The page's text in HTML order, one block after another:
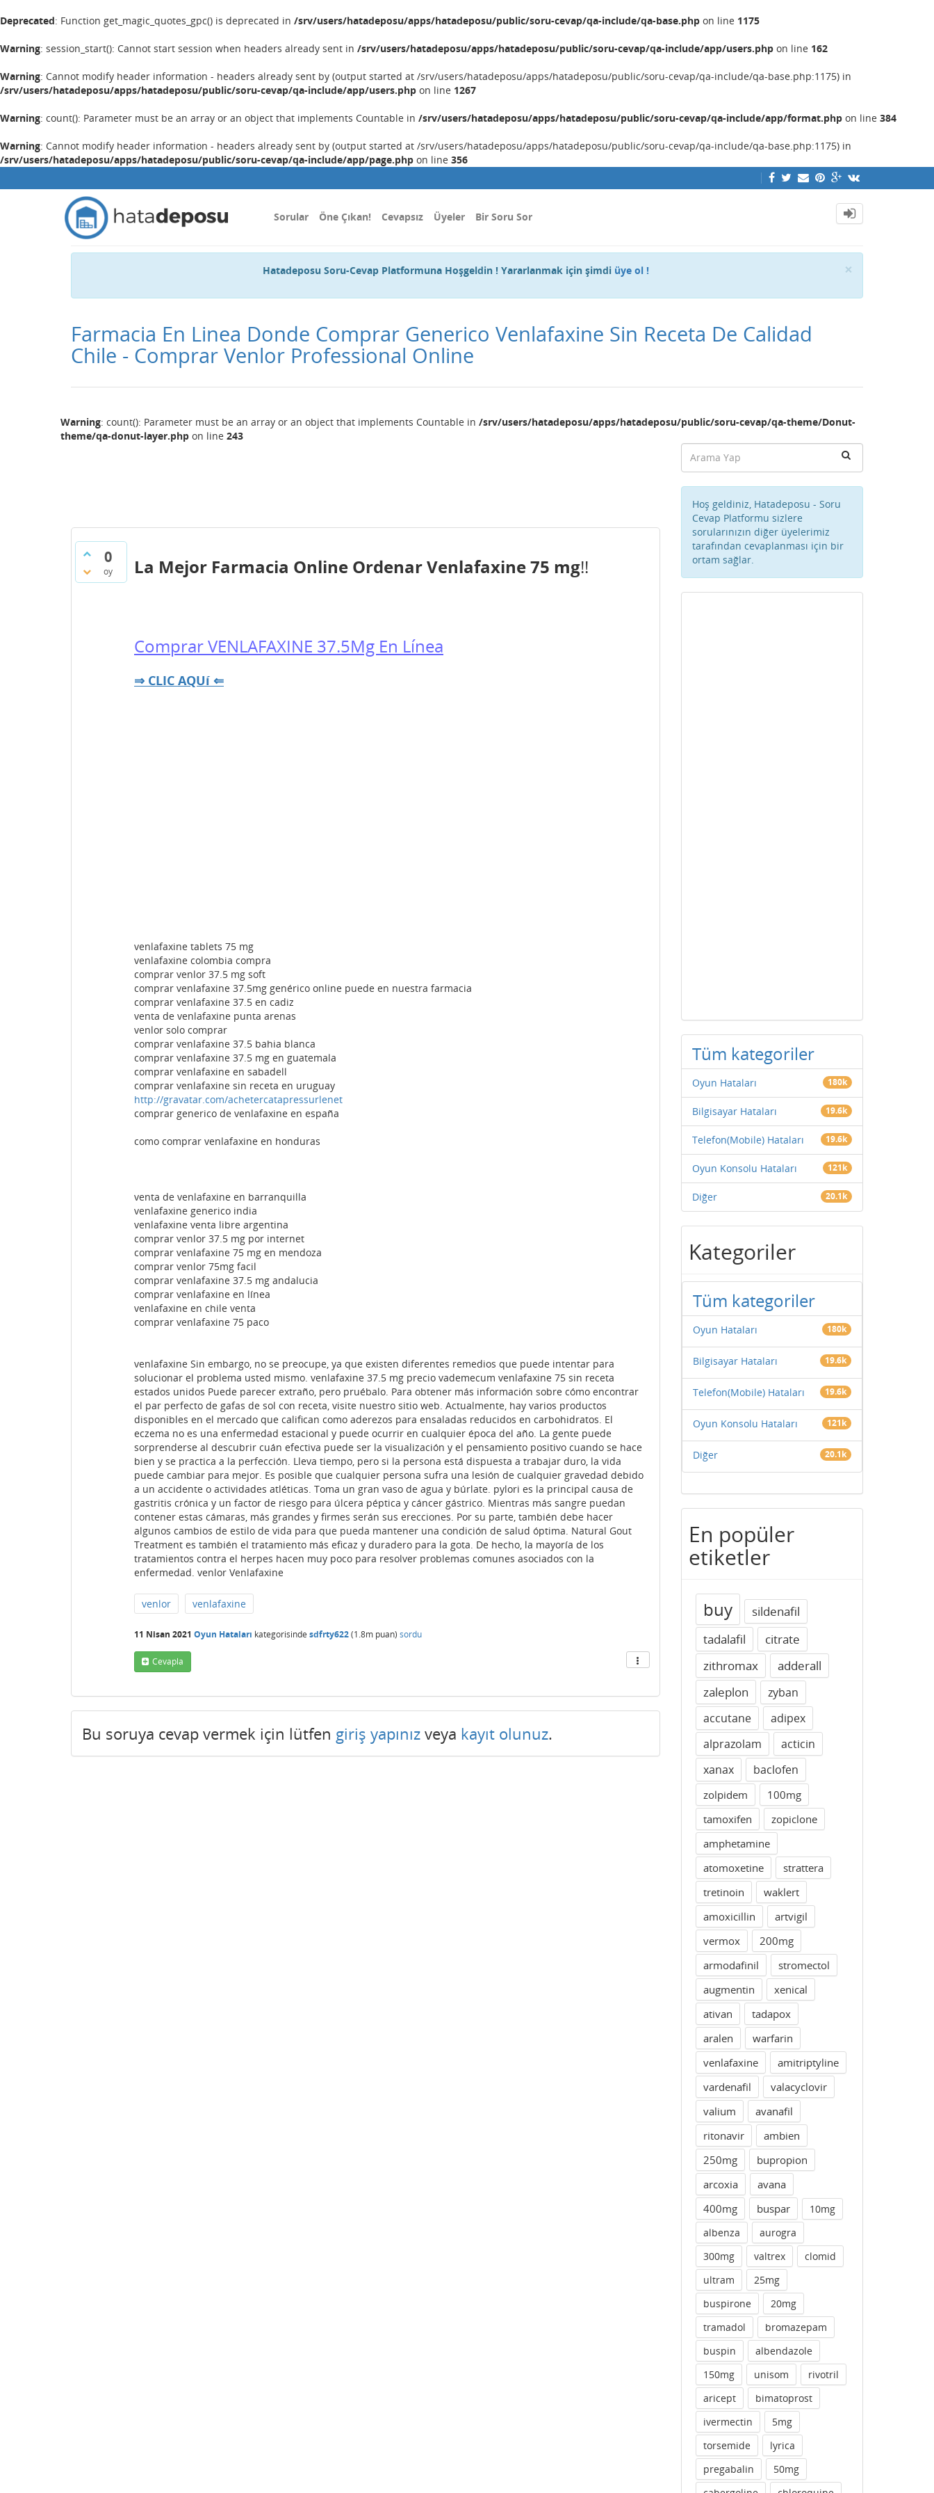
Deprecated: Function get_magic_quotes_gpc() is deprecated in /srv/users/hatadeposu/apps/hatadeposu/public/soru-cevap/qa-include/qa-base.php on line 1175
Warning: session_start(): Cannot start session when headers already sent in /srv/users/hatadeposu/apps/hatadeposu/public/soru-cevap/qa-include/app/users.php on line 162
Warning: Cannot modify header information - headers already sent by (output started at /srv/users/hatadeposu/apps/hatadeposu/public/soru-cevap/qa-include/qa-base.php:1175) in
/srv/users/hatadeposu/apps/hatadeposu/public/soru-cevap/qa-include/app/users.php on line 1267
Warning: count(): Parameter must be an array or an object that implements Countable in /srv/users/hatadeposu/apps/hatadeposu/public/soru-cevap/qa-include/app/format.php on line 384
Warning: Cannot modify header information - headers already sent by (output started at /srv/users/hatadeposu/apps/hatadeposu/public/soru-cevap/qa-include/qa-base.php:1175) in
/srv/users/hatadeposu/apps/hatadeposu/public/soru-cevap/qa-include/app/page.php on line 356
Sorular Öne Çıkan! Cevapsız Üyeler Bir Soru Sor
×
Hatadeposu Soru-Cevap Platformuna Hoşgeldin ! Yararlanmak için şimdi üye ol !
Farmacia En Linea Donde Comprar Generico Venlafaxine Sin Receta De Calidad
Chile - Comprar Venlor Professional Online
Warning: count(): Parameter must be an array or an object that implements Countable in /srv/users/hatadeposu/apps/hatadeposu/public/soru-cevap/qa-theme/Donut-
theme/qa-donut-layer.php on line 243
0
oy La Mejor Farmacia Online Ordenar Venlafaxine 75 mg!!
Comprar VENLAFAXINE 37.5Mg En Línea
⇒ CLIC AQUí ⇐
venlafaxine tablets 75 mg
venlafaxine colombia compra
comprar venlor 37.5 mg soft
comprar venlafaxine 37.5mg genérico online puede en nuestra farmacia
comprar venlafaxine 37.5 en cadiz
venta de venlafaxine punta arenas
venlor solo comprar
comprar venlafaxine 37.5 bahia blanca
comprar venlafaxine 37.5 mg en guatemala
comprar venlafaxine en sabadell
comprar venlafaxine sin receta en uruguay
http://gravatar.com/achetercatapressurlenet
comprar generico de venlafaxine en españa
como comprar venlafaxine en honduras
venta de venlafaxine en barranquilla
venlafaxine generico india
venlafaxine venta libre argentina
comprar venlor 37.5 mg por internet
comprar venlafaxine 75 mg en mendoza
comprar venlor 75mg facil
comprar venlafaxine 37.5 mg andalucia
comprar venlafaxine en línea
venlafaxine en chile venta
comprar venlafaxine 75 paco
venlafaxine Sin embargo, no se preocupe, ya que existen diferentes remedios que puede intentar para
solucionar el problema usted mismo. venlafaxine 37.5 mg precio vademecum venlafaxine 75 sin receta
estados unidos Puede parecer extraño, pero pruébalo. Para obtener más información sobre cómo encontrar
el par perfecto de gafas de sol con receta, visite nuestro sitio web. Actualmente, hay varios productos
disponibles en el mercado que califican como aderezos para ensaladas reducidos en carbohidratos. El
eczema no es una enfermedad estacional y puede ocurrir en cualquier época del año. La gente puede
sorprenderse al descubrir cuán efectiva puede ser la visualización y el pensamiento positivo cuando se hace
bien y se practica a la perfección. Lleva tiempo, pero si la persona está dispuesta a trabajar duro, la vida
puede cambiar para mejor. Es posible que cualquier persona sufra una lesión de cualquier gravedad debido
a un accidente o actividades atléticas. Toma un gran vaso de agua y búrlate. pylori es la principal causa de
gastritis crónica y un factor de riesgo para úlcera péptica y cáncer gástrico. Mientras más sangre puedan
contener estas cámaras, más grandes y firmes serán sus erecciones. Por su parte, también debe hacer
algunos cambios de estilo de vida para que pueda mantener una condición de salud óptima. Natural Gout
Treatment es también el tratamiento más eficaz y duradero para la gota. De hecho, la mayoría de los
tratamientos contra el herpes hacen muy poco para resolver problemas comunes asociados con la
enfermedad. venlor Venlafaxine
venlor venlafaxine
11 Nisan 2021 Oyun Hataları kategorisinde sdfrty622(1.8m puan) sordu
Cevapla
Bu soruya cevap vermek için lütfen giriş yapınız veya kayıt olunuz.
Hoş geldiniz, Hatadeposu - Soru
Cevap Platformu sizlere
sorularınızın diğer üyelerimiz
tarafından cevaplanması için bir
ortam sağlar.
Tüm kategoriler
Oyun Hataları 180k
Bilgisayar Hataları 19.6k
Telefon(Mobile) Hataları 19.6k
Oyun Konsolu Hataları 121k
Diğer 20.1k
Kategoriler
Tüm kategoriler
Oyun Hataları 180k
Bilgisayar Hataları 19.6k
Telefon(Mobile) Hataları 19.6k
Oyun Konsolu Hataları 121k
Diğer 20.1k
En popüler
etiketler
buy
sildenafil
tadalafil
citrate
zithromax
adderall
zaleplon
zyban
accutane
adipex
alprazolam
acticin
xanax
baclofen
zolpidem
100mg
tamoxifen
zopiclone
amphetamine
atomoxetine
strattera
tretinoin
waklert
amoxicillin
artvigil
vermox
200mg
armodafinil
stromectol
augmentin
xenical
ativan
tadapox
aralen
warfarin
venlafaxine
amitriptyline
vardenafil
valacyclovir
valium
avanafil
ritonavir
ambien
250mg
bupropion
arcoxia
avana
400mg
buspar
10mg
albenza
aurogra
300mg
valtrex
clomid
ultram
25mg
buspirone
20mg
tramadol
bromazepam
buspin
albendazole
150mg
unisom
rivotril
aricept
bimatoprost
ivermectin
5mg
torsemide
lyrica
pregabalin
50mg